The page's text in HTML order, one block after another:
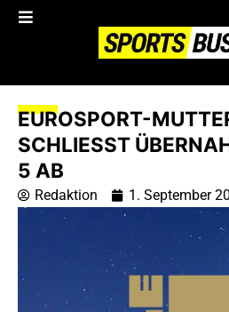
EUROSPORT-
SCHLIESST
AB
Redaktion 1. September